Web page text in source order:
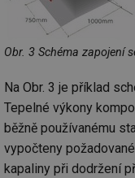
Obr. 3 Schéma zapojení
Na Obr. 3 je příklad
Tepelné výkony
běžně používanému
vypočteny
kapaliny při dodržení